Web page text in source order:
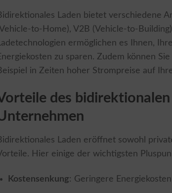
Laden bietet verschiedene
to-Home), V2B (Vehicle-to-
Ladetechnologien ermöglichen es Ihnen,
zu sparen. Zudem können
in Zeiten hoher Strompreise auf
des
Laden eröffnet sowohl
Hier einige der wichtigsten
Kostensenkung: Geringere